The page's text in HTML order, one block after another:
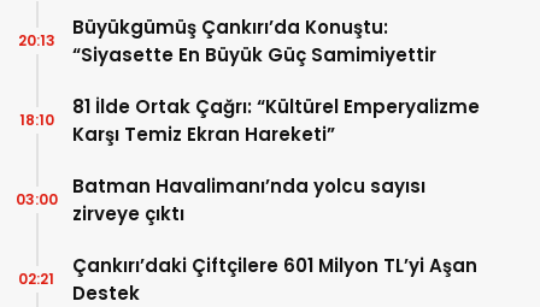
Büyükgümüş Çankırı’da Konuştu:
“Siyasette En Büyük Güç Samimiyettir
20:13
81 İlde Ortak Çağrı: “Kültürel Emperyalizme
Karşı Temiz Ekran Hareketi”
18:10
Batman Havalimanı’nda yolcu sayısı
zirveye çıktı
03:00
Çankırı’daki Çiftçilere 601 Milyon TL’yi Aşan
Destek
02:21